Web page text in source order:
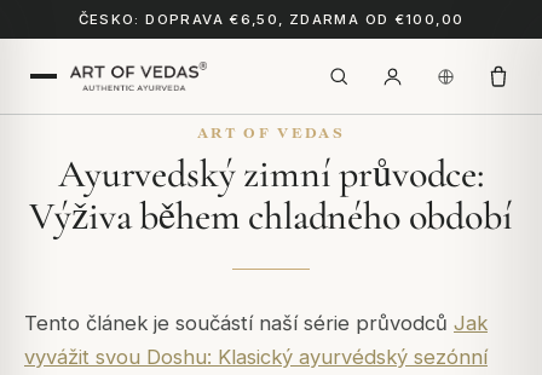
ČESKO: DOPRAVA €6,50, ZDARMA OD €100,00
ART OF VEDAS
Ayurvedský zimní průvodce:
Výživa během chladného období
Tento článek je součástí naší série průvodců Jak
vyvážit svou Doshu: Klasický ayurvédský sezónní